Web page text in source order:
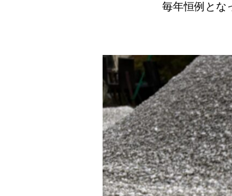
毎年恒例とな